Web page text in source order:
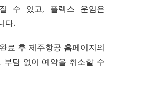
수 있고, 플렉스 운임은
다.
료 후 제주항공 홈페이지의
담 없이 예약을 취소할 수